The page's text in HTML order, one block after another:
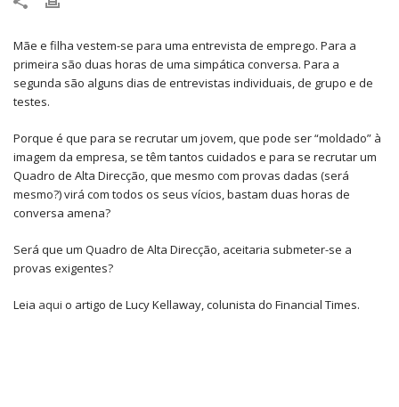
Mãe e filha vestem-se para uma entrevista de emprego. Para a
primeira são duas horas de uma simpática conversa. Para a
segunda são alguns dias de entrevistas individuais, de grupo e de
testes.
Porque é que para se recrutar um jovem, que pode ser “moldado” à
imagem da empresa, se têm tantos cuidados e para se recrutar um
Quadro de Alta Direcção, que mesmo com provas dadas (será
mesmo?) virá com todos os seus vícios, bastam duas horas de
conversa amena?
Será que um Quadro de Alta Direcção, aceitaria submeter-se a
provas exigentes?
Leia aqui o artigo de Lucy Kellaway, colunista do Financial Times.